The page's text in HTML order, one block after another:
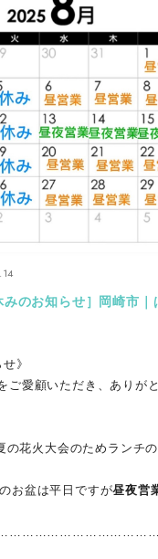
みのお知らせ］岡崎市｜
》
ご愛顧いただき、ありが
の花火大会のためランチ
お盆は平日ですが昼夜営